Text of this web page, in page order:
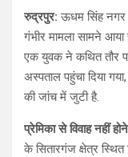
at
s
A
p
p
ce
b
o
o
k
रुद्रपुर: ऊधम सिंह नगर
गंभीर मामला सामने
एक युवक ने कथित तौर
अस्पताल पहुंचा दिया
की जांच में जुटी है.
प्रेमिका से विवाह नहीं
के सितारगंज क्षेत्र स्थित